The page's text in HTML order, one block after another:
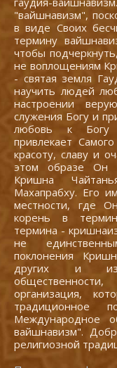
"вайшнавизм",
в виде Своих
термину
чтобы
не воплощениям
- святая земля
научить людей
настроении
служения Богу и
любовь к Богу
привлекает
красоту, славу и
этом образе Он
Кришна
Махапрабху. Его
местности, где
корень в
термина -
не
поклонения
других и
организация,
традиционное
Международное
вайшнавизм".
религиозной